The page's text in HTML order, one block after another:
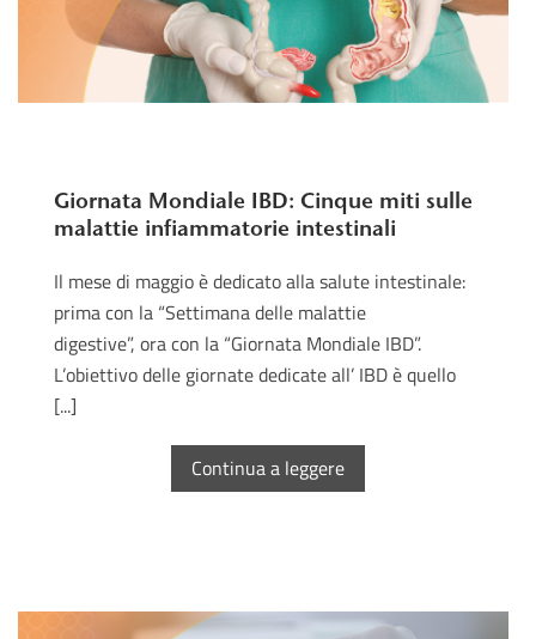
Giornata Mondiale IBD: Cinque miti sulle
malattie infiammatorie intestinali
Il mese di maggio è dedicato alla salute intestinale:
prima con la “Settimana delle malattie
digestive”, ora con la “Giornata Mondiale IBD”.
L’obiettivo delle giornate dedicate all’ IBD è quello
[...]
Continua a leggere